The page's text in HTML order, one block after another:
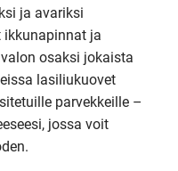
ja avariksi
ikkunapinnat ja
osaksi jokaista
lasiliukuovet
parvekkeille –
jossa voit